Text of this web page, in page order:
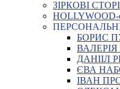
ЗІРКОВІ
HOLLYWOOD-
БОРИС
ДАНІІЛ
ЄВА
ІВАН